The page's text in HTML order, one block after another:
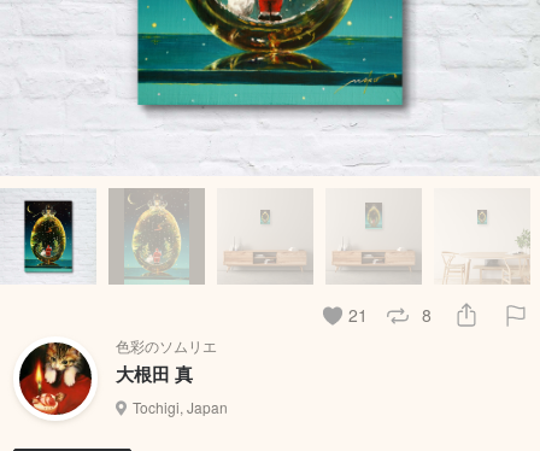
21 8
色彩のソムリエ
大根田 真
Tochigi, Japan